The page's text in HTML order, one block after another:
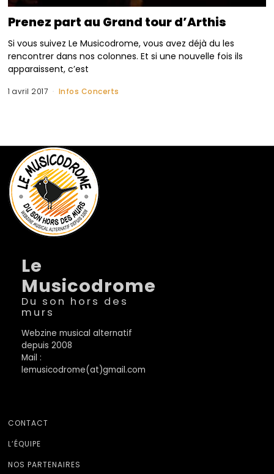
Prenez part au Grand tour d’Arthis
Si vous suivez Le Musicodrome, vous avez déjà du les
rencontrer dans nos colonnes. Et si une nouvelle fois ils
apparaissent, c’est
1 avril 2017 Infos Concerts
Le
Musicodrome
Du son hors des
murs
Webzine musical alternatif
depuis 2008
Mail :
lemusicodrome(at)gmail.com
CONTACT
L’ÉQUIPE
NOS PARTENAIRES